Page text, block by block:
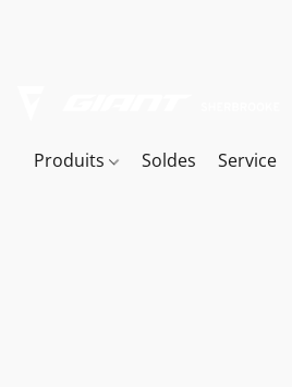
Produits Soldes Service